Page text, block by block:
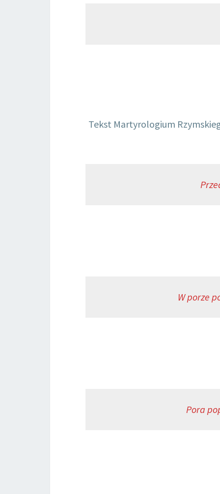
Tekst Martyrologium
W porze
Pora